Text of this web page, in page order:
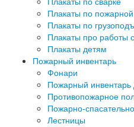
Плакаты по
Плакаты по
Плакаты про работы
Плакаты детям
Пожарный инвентарь
Фонари
Пожарный
Противопожарное
Пожарно-
Лестницы